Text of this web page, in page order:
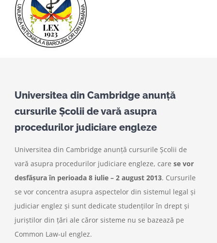
Larger
Image
Universitea din Cambridge anunță
cursurile Şcolii de vară asupra
procedurilor judiciare engleze
Universitea din Cambridge anunță cursurile Şcolii de
vară asupra procedurilor judiciare engleze, care se vor
desfăşura în perioada 8 iulie – 2 august 2013. Cursurile
se vor concentra asupra aspectelor din sistemul legal şi
judiciar englez şi sunt dedicate studenţilor în drept şi
juriştilor din ţări ale căror sisteme nu se bazează pe
Common Law-ul englez.